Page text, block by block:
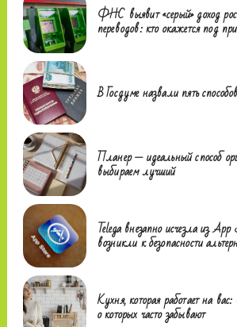
ФНС выявит «серый» доход
переводов: кто окажется под
В Госдуме назвали пять
Планер — идеальный способ
выбираем лучший
Telega внезапно исчезла из
возникли к безопасности
Кухня, которая работает на
о которых часто забывают